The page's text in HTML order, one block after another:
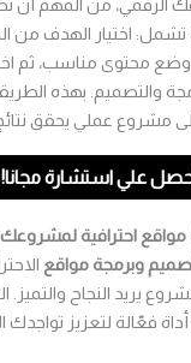
الرقمي، من المهم أن
اختيار الهدف من
محتوى مناسب، ثم
والتصميم. بهذه
مشروع عملي يحقق
علي استشارة مجانا!
احترافية لمشروعك
وبرمجة مواقع
يريد النجاح والتميز.
فعّالة لتعزيز تواجدك